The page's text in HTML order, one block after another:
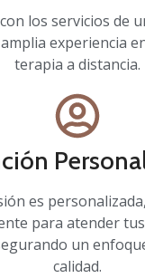
los servicios de
experiencia
terapia a distancia.
es
para atender
un
calidad.